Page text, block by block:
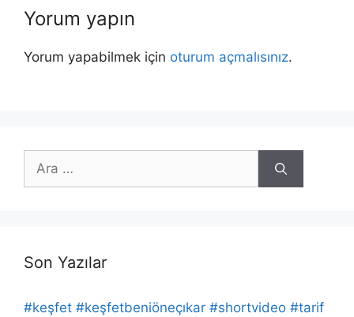
Yorum yapın
Yorum yapabilmek için oturum açmalısınız.
için
Son Yazılar
#keşfet #keşfetbeniöneçıkar #shortvideo #tarif